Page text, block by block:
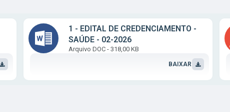
1 - EDITAL DE CREDENCIAMENTO -
SAÚDE - 02-2026
DOC 318,00 KB
BAIXAR